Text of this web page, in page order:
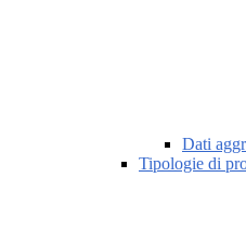
Dati
Tipologie di